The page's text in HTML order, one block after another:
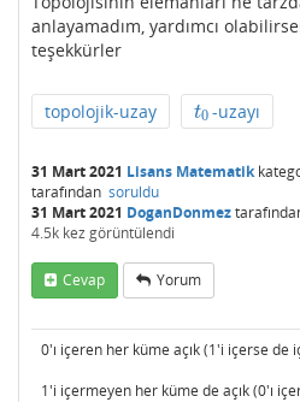
anlayamadım, yardımcı
teşekkürler
topolojik-uzay t0
t0-uzayı
31 Mart 2021 Lisans Matematik
tarafından soruldu
31 Mart 2021 DoganDonmez
4.5k kez görüntülendi
Cevap Yorum
0'ı içeren her küme açık (1'i içerse de
1'i içermeyen her küme de açık (0'ı